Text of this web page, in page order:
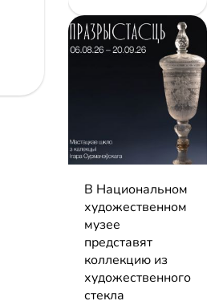
В Национальном
художественном
музее
представят
коллекцию из
художественного
стекла